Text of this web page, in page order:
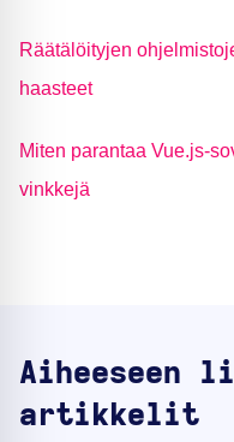
Räätälöityjen
haasteet
Miten parantaa Vue.js-
vinkkejä
Aiheeseen
artikkelit